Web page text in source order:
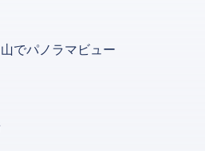
でパノラマビュー